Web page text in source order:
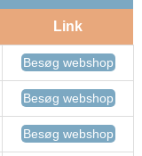
Link
Besøg webshop
Besøg webshop
Besøg webshop